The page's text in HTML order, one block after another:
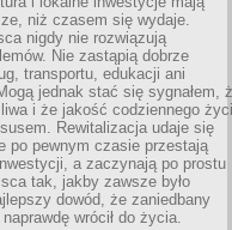
niż czasem się wydaje.
nigdy nie rozwiązują
Nie zastąpią dobrze
transportu, edukacji ani
jednak stać się sygnałem,
i że jakość codziennego
Rewitalizacja udaje się
po pewnym czasie przestają
a zaczynają po prostu
tak, jakby zawsze było
dowód, że zaniedbany
wrócił do życia.